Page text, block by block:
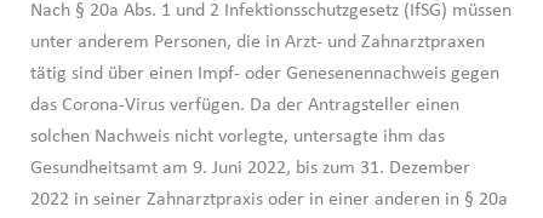
Nach § 20a Abs. 1 und 2 Infektionsschutzgesetz (IfSG) müssen
unter anderem Personen, die in Arzt- und Zahnarztpraxen
tätig sind über einen Impf- oder Genesenennachweis gegen
das Corona-Virus verfügen. Da der Antragsteller einen
solchen Nachweis nicht vorlegte, untersagte ihm das
Gesundheitsamt am 9. Juni 2022, bis zum 31. Dezember
2022 in seiner Zahnarztpraxis oder in einer anderen in § 20a